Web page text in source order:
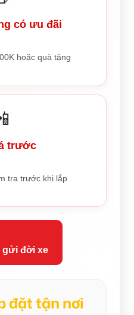
có ưu đãi
hoặc quà tặng
trước
tra trước khi lắp
gửi đời xe
đặt tận nơi